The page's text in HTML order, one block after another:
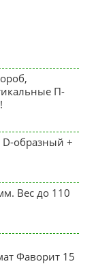
П-
образный +
Вес до 110
Фаворит 15